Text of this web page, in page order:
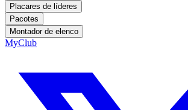
Placares de líderes
Pacotes
Montador de elenco
MyClub